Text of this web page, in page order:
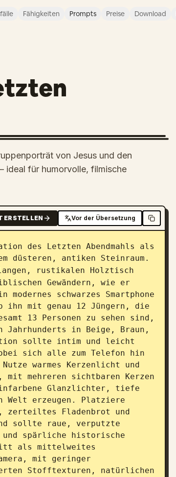
Fähigkeiten Prompts Preise Download
von Jesus und den
ideal für humorvolle, filmische
ERSTELLEN Vor der Übersetzung
des Letzten Abendmahls als
düsteren, antiken Steinraum.
rustikalen Holztisch
Gewändern, wie er
schwarzes Smartphone
ihn mit genau 12 Jüngern, die
13 Personen zu sehen sind,
Jahrhunderts in Beige, Braun,
sollte intim und leicht
sich alle zum Telefon hin
warmes Kerzenlicht und
mehreren sichtbaren Kerzen
Glanzlichter, tiefe
Welt erzeugen. Platziere
zerteiltes Fladenbrot und
sollte raue, verputzte
und spärliche historische
als mittelweites
mit geringer
Stofftexturen, natürlichen